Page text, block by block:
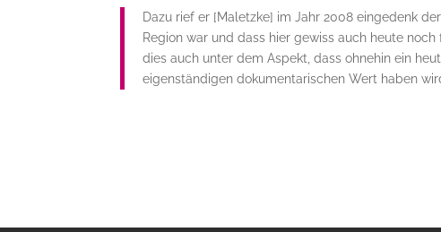
Dazu rief er [Maletzke] im Jahr 2008 eingedenk
Region war und dass hier gewiss auch heute
dies auch unter dem Aspekt, dass ohnehin ein
eigenständigen dokumentarischen Wert haben